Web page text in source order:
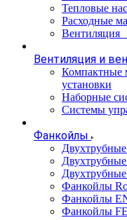
Тепловые
Расходные
Вентиляция
Вентиляция и
Компактные
установки
Наборные
Системы
Фанкойлы
Фанкойлы
Фанкойлы
Фанкойлы